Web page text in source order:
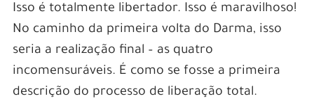
Isso é totalmente libertador. Isso é maravilhoso!
No caminho da primeira volta do Darma, isso
seria a realização final – as quatro
incomensuráveis. É como se fosse a primeira
descrição do processo de liberação total.